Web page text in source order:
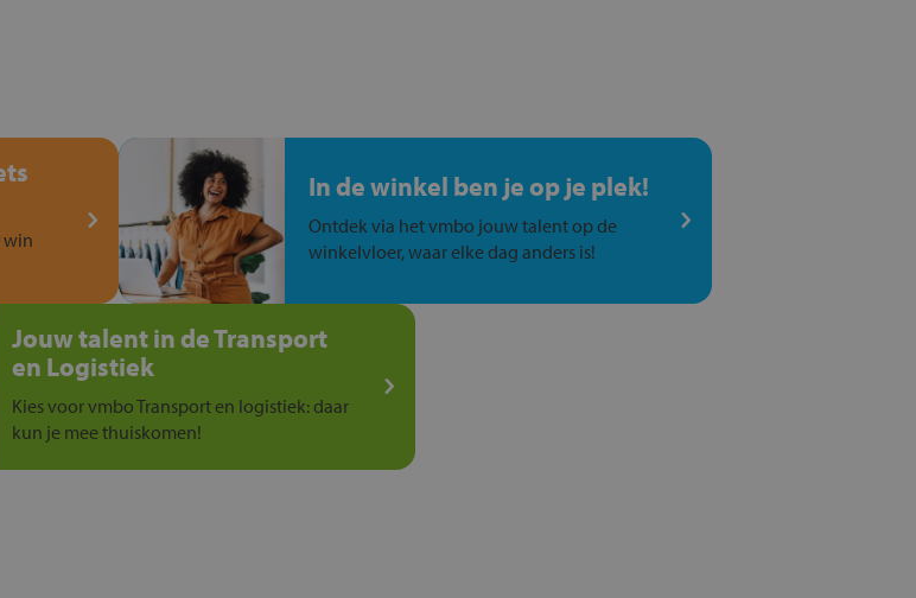
win
In de winkel ben je op je plek!
Ontdek via het vmbo jouw talent op de
winkelvloer, waar elke dag anders is!
Jouw talent in de Transport
en Logistiek
Kies voor vmbo Transport en logistiek: daar
kun je mee thuiskomen!